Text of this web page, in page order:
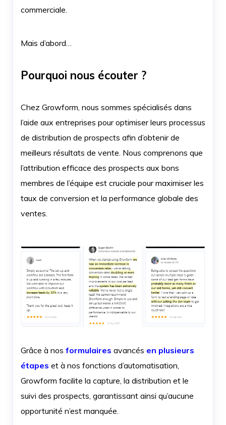
commerciale.
Mais d’abord…
Pourquoi nous écouter ?
Chez Growform, nous sommes spécialisés dans
l’aide aux entreprises pour optimiser leurs processus
de distribution de prospects afin d’obtenir de
meilleurs résultats de vente. Nous comprenons que
l’attribution efficace des prospects aux bons
membres de l’équipe est cruciale pour maximiser les
taux de conversion et la performance globale des
ventes.
Grâce à nos formulaires avancés en plusieurs
étapes et à nos fonctions d’automatisation,
Growform facilite la capture, la distribution et le
suivi des prospects, garantissant ainsi qu’aucune
opportunité n’est manquée.